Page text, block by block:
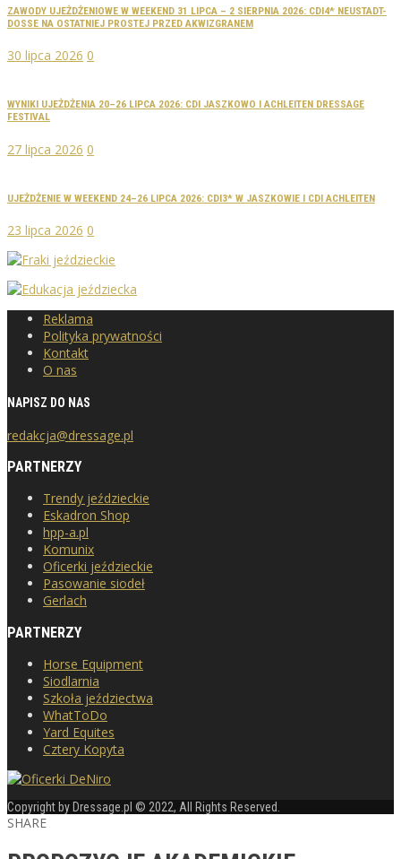
ZAWODY UJEŻDŻENIOWE W WEEKEND 31 LIPCA – 2 SIERPNIA 2026: CDI4* NEUSTADT-
DOSSE NA OSTATNIEJ PROSTEJ PRZED AKWIZGRANEM
30 lipca 2026 0
WYNIKI UJEŻDŻENIA 20–26 LIPCA 2026: CDI JASZKOWO I ACHLEITEN DRESSAGE
FESTIVAL
27 lipca 2026 0
UJEŻDŻENIE W WEEKEND 24–26 LIPCA 2026: CDI3* W JASZKOWIE I CDI ACHLEITEN
23 lipca 2026 0
Reklama
Polityka prywatności
Kontakt
O nas
NAPISZ DO NAS
redakcja@dressage.pl
PARTNERZY
Trendy jeździeckie
Eskadron Shop
hpp-a.pl
Komunix
Oficerki jeździeckie
Pasowanie siodeł
Gerlach
PARTNERZY
Horse Equipment
Siodlarnia
Szkoła jeździectwa
WhatToDo
Yard Equites
Cztery Kopyta
Copyright by Dressage.pl © 2022, All Rights Reserved.
SHARE